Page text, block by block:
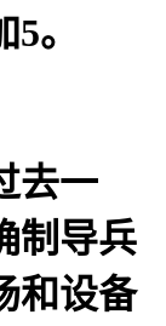
。
去一
制导兵
和设备